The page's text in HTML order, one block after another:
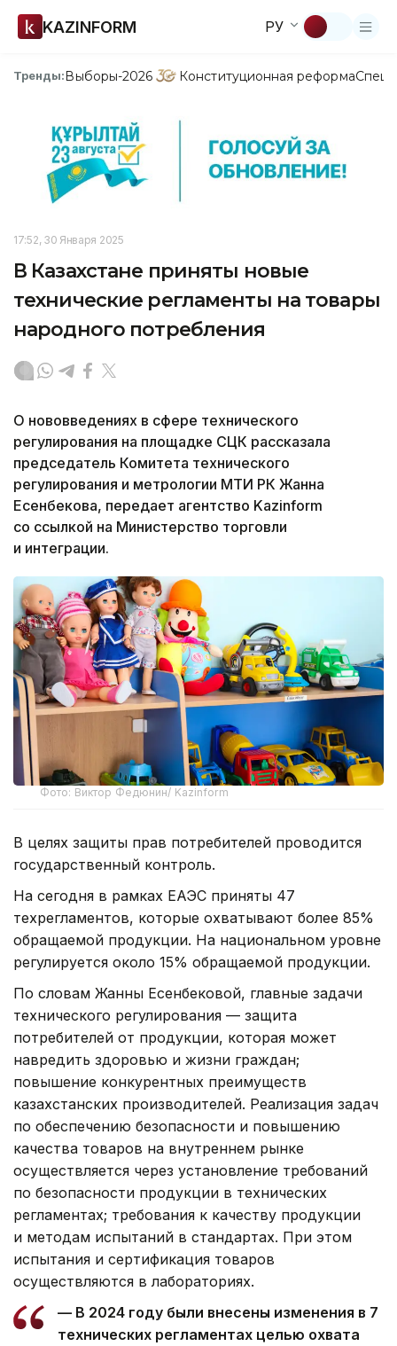
KAZINFORM РУ
Тренды:Выборы-2026 Конституционная реформа
17:52, 30 Января 2025
В Казахстане приняты новые
технические регламенты на товары
народного потребления
О нововведениях в сфере технического
регулирования на площадке СЦК рассказала
председатель Комитета технического
регулирования и метрологии МТИ РК Жанна
Есенбекова, передает агентство Kazinform
со ссылкой на Министерство торговли
и интеграции.
Фото: Виктор Федюнин/ Kazinform
В целях защиты прав потребителей проводится
государственный контроль.
На сегодня в рамках ЕАЭС приняты 47
техрегламентов, которые охватывают более 85%
обращаемой продукции. На национальном уровне
регулируется около 15% обращаемой продукции.
По словам Жанны Есенбековой, главные задачи
технического регулирования — защита
потребителей от продукции, которая может
навредить здоровью и жизни граждан;
повышение конкурентных преимуществ
казахстанских производителей. Реализация задач
по обеспечению безопасности и повышению
качества товаров на внутреннем рынке
осуществляется через установление требований
по безопасности продукции в технических
регламентах; требования к качеству продукции
и методам испытаний в стандартах. При этом
испытания и сертификация товаров
осуществляются в лабораториях.
— В 2024 году были внесены изменения в 7
технических регламентах целью охвата